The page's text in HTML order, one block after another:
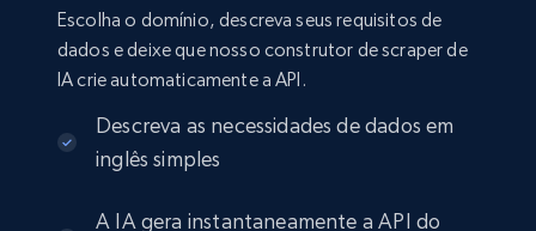
Escolha o domínio, descreva seus requisitos de
dados e deixe que nosso construtor de scraper de
IA crie automaticamente a API.
Descreva as necessidades de dados em
inglês simples
A IA gera instantaneamente a API do